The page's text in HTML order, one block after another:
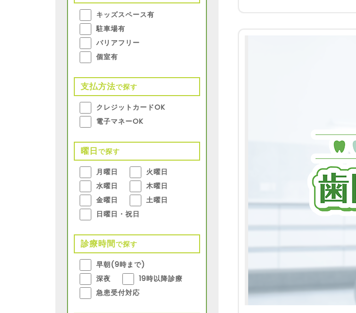
キッズスペース有
駐車場有
バリアフリー
個室有
支払方法で探す
クレジットカードOK
電子マネーOK
曜日で探す
月曜日
火曜日
水曜日
木曜日
金曜日
土曜日
日曜日・祝日
診療時間で探す
早朝(9時まで)
深夜
19時以降診療
急患受付対応